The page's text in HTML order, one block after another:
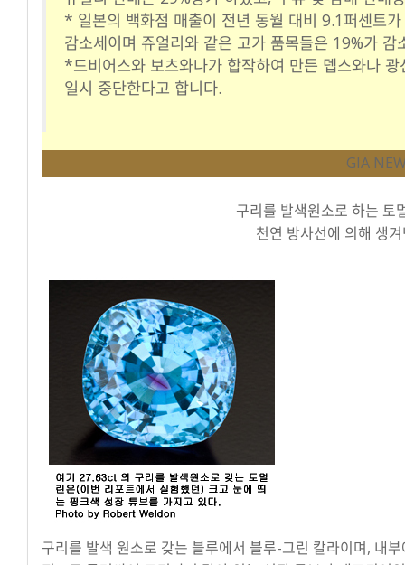
* 일본의 백화점 매출이 전년 동월 대비 9.1퍼센트
감소세이며 쥬얼리와 같은 고가 품목들은 19%가 감
*드비어스와 보츠와나가 합작하여 만든 뎁스와나
일시 중단한다고 합니다.
GIA
구리를 발색원소로 하는 토
천연 방사선에 의해 생
구리를 발색 원소로 갖는 블루에서 블루-그린 칼라이며, 내